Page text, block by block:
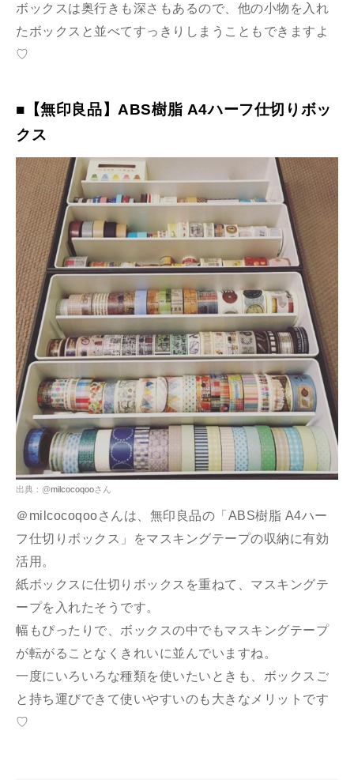
ボックスは奥行きも深さもあるので、他の小物を入れ
たボックスと並べてすっきりしまうこともできますよ
♡
■【無印良品】ABS樹脂 A4ハーフ仕切りボッ
クス
出典：@milcocoqooさん
＠milcocoqooさんは、無印良品の「ABS樹脂 A4ハー
フ仕切りボックス」をマスキングテープの収納に有効
活用。
紙ボックスに仕切りボックスを重ねて、マスキングテ
ープを入れたそうです。
幅もぴったりで、ボックスの中でもマスキングテープ
が転がることなくきれいに並んでいますね。
一度にいろいろな種類を使いたいときも、ボックスご
と持ち運びできて使いやすいのも大きなメリットです
♡